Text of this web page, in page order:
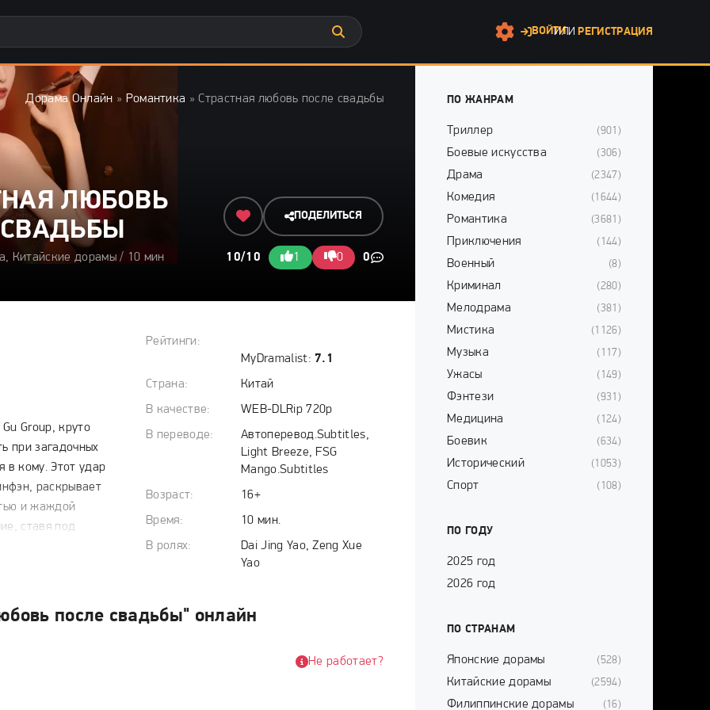
ВОЙТИ
ИЛИ РЕГИСТРАЦИЯ
Дорама Онлайн » Романтика » Страстная любовь после свадьбы
ЛЮБОВЬ
ПОДЕЛИТЬСЯ
Китайские дорамы / 10 мин 10/10 1 0 0
Group, круто
при загадочных
в кому. Этот удар
раскрывает
и жаждой
ставя под
Хуо, видя в этом
рушатся при
человеком,
возникает
Рейтинги:
MyDramalist: 7.1
Страна:
Китай
В качестве:
WEB-DLRip 720p
В переводе:
Автоперевод.Subtitles,
Light Breeze, FSG
Mango.Subtitles
Возраст:
16+
Время:
10 мин.
В ролях:
Dai Jing Yao, Zeng Xue
Yao
после свадьбы" онлайн
Не работает?
ПО ЖАНРАМ
Триллер (901)
Боевые искусства (306)
Драма (2347)
Комедия (1644)
Романтика (3681)
Приключения (144)
Военный (8)
Криминал (280)
Мелодрама (381)
Мистика (1126)
Музыка (117)
Ужасы (149)
Фэнтези (931)
Медицина (124)
Боевик (634)
Исторический (1053)
Спорт (108)
ПО ГОДУ
2025 год
2026 год
ПО СТРАНАМ
Японские дорамы (528)
Китайские дорамы (2594)
Филиппинские дорамы (16)